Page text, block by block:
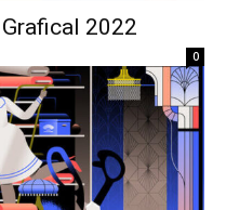
2022
0